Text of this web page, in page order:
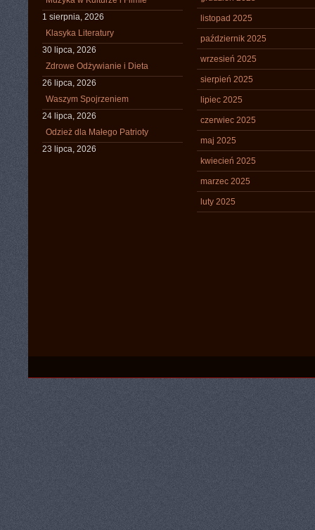
1 sierpnia, 2026
Klasyka Literatury
30 lipca, 2026
Zdrowe Odżywianie i Dieta
26 lipca, 2026
Waszym Spojrzeniem
24 lipca, 2026
Odzież dla Małego Patrioty
23 lipca, 2026
listopad 2025
październik 2025
wrzesień 2025
sierpień 2025
lipiec 2025
czerwiec 2025
maj 2025
kwiecień 2025
marzec 2025
luty 2025